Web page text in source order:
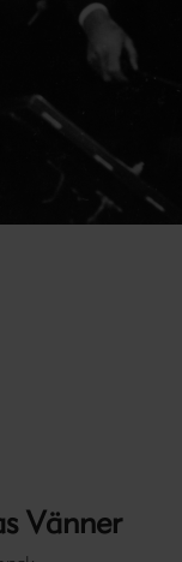
Vänner